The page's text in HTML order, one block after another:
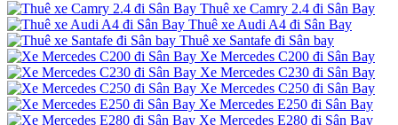
Thuê xe Camry 2.4 đi Sân Bay
Thuê xe Audi A4 đi Sân Bay
Thuê xe Santafe đi Sân bay
Xe Mercedes C200 đi Sân Bay
Xe Mercedes C230 đi Sân Bay
Xe Mercedes C250 đi Sân Bay
Xe Mercedes E250 đi Sân Bay
Xe Mercedes E280 đi Sân Bay